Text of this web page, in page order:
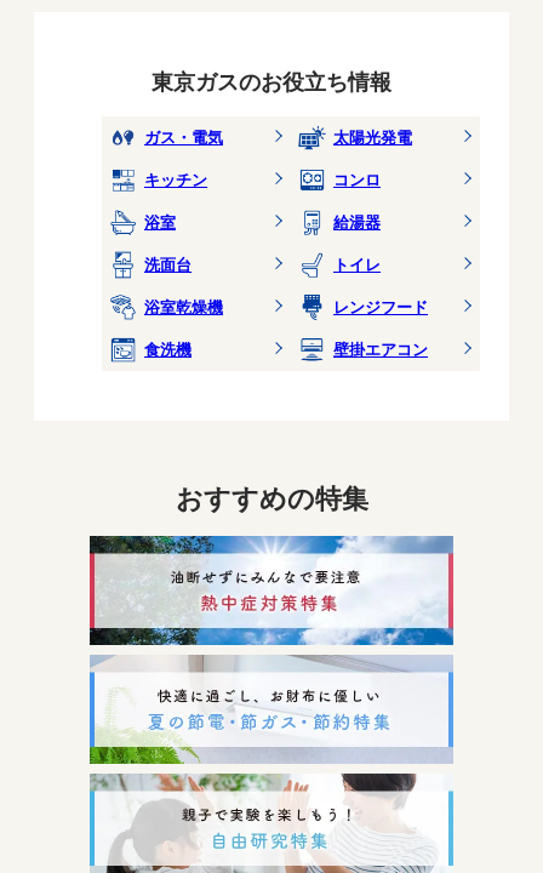
東京ガスのお役立ち情報
ガス・電気
太陽光発電
キッチン
コンロ
浴室
給湯器
洗面台
トイレ
浴室乾燥機
レンジフード
食洗機
壁掛エアコン
おすすめの特集